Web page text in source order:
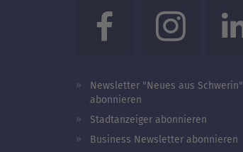
Newsletter "Neues aus Schwerin"
abonnieren
Stadtanzeiger abonnieren
Business Newsletter abonnieren